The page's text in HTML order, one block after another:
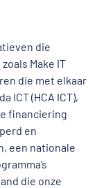
die
Make IT
die met elkaar
ICT (HCA ICT),
financiering
en
een nationale
die onze